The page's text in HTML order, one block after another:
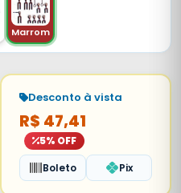
Marrom
Desconto à vista
R$ 47,41
5% OFF
Boleto
Pix